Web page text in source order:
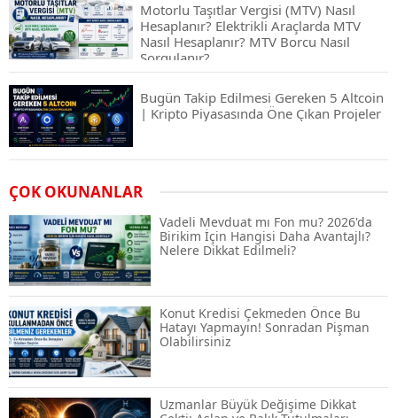
Motorlu Taşıtlar Vergisi (MTV) Nasıl
Hesaplanır? Elektrikli Araçlarda MTV
Nasıl Hesaplanır? MTV Borcu Nasıl
Sorgulanır?
Bugün Takip Edilmesi Gereken 5 Altcoin
| Kripto Piyasasında Öne Çıkan Projeler
Airdrop Nasıl Alınır? Kripto Para Airdrop
Rehberi ve Güvenli Katılım Yöntemleri
Spot ve Vadeli İşlem Arasındaki Farklar |
Hangi Piyasa Sizin İçin Daha Uygun?
ABD-İran Anlaşması Sonrası Altın
Rekora Koştu, Petrol Fiyatları Sert Düştü
ÇOK OKUNANLAR
Vadeli Mevduat mı Fon mu? 2026'da
Birikim İçin Hangisi Daha Avantajlı?
Nelere Dikkat Edilmeli?
Konut Kredisi Çekmeden Önce Bu
Hatayı Yapmayın! Sonradan Pişman
Olabilirsiniz
Uzmanlar Büyük Değişime Dikkat